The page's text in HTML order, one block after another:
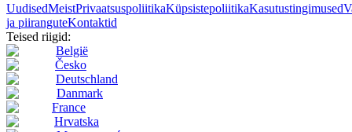
UudisedMeistPrivaatsuspoliitikaKüpsistepoliitikaKasutustingimused
ja piiranguteKontaktid
Teised riigid:
België
Česko
Deutschland
Danmark
France
Hrvatska